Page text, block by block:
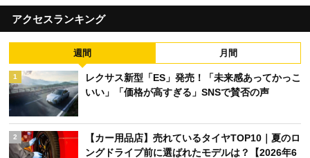
アクセスランキング
週間 月間
1
レクサス新型「ES」発売！「未来感あってかっこ
いい」「価格が高すぎる」SNSで賛否の声
2
【カー用品店】売れているタイヤTOP10｜夏のロ
ングドライブ前に選ばれたモデルは？【2026年6